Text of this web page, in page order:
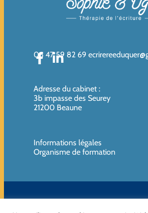
06 47 59 82 69
Adresse du cabinet :
3b impasse des Seurey
21200 Beaune
Informations légales
Organisme de formation